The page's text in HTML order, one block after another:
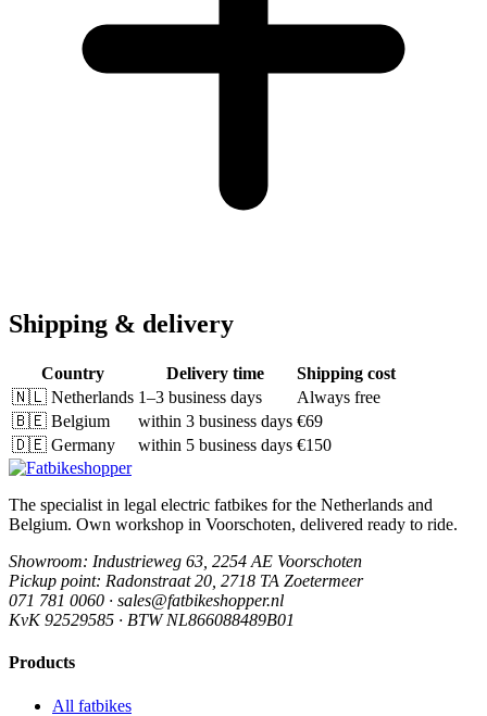
Shipping & delivery
Country Delivery time
Shipping cost
🇳🇱 Netherlands 1–3 business days
Always free
🇧🇪 Belgium within 3 business days €69
🇩🇪 Germany within 5 business days €150
The specialist in legal electric fatbikes for the Netherlands and
Belgium. Own workshop in Voorschoten, delivered ready to ride.
Showroom: Industrieweg 63, 2254 AE Voorschoten
Pickup point: Radonstraat 20, 2718 TA Zoetermeer
071 781 0060 · sales@fatbikeshopper.nl
KvK 92529585 · BTW NL866088489B01
Products
All fatbikes